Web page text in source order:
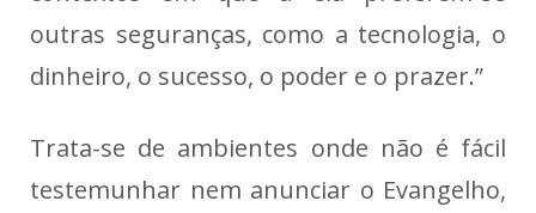
outras seguranças, como a tecnologia, o
dinheiro, o sucesso, o poder e o prazer.”
Trata-se de ambientes onde não é fácil
testemunhar nem anunciar o Evangelho,